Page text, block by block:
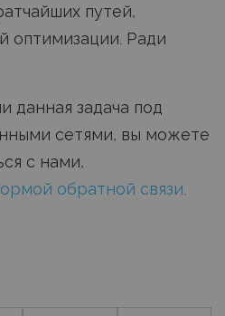
путей,
оптимизации. Ради
данная задача под
сетями, вы можете
с нами,
обратной связи